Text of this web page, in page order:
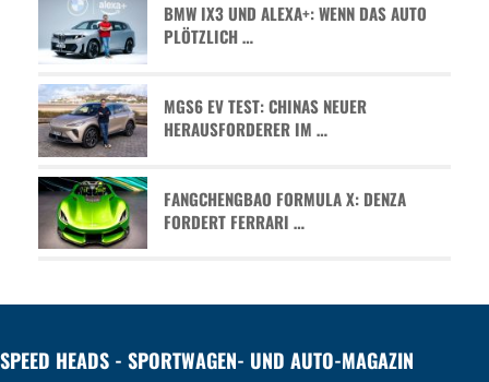
BMW IX3 UND ALEXA+: WENN DAS AUTO
PLÖTZLICH …
MGS6 EV TEST: CHINAS NEUER
HERAUSFORDERER IM …
FANGCHENGBAO FORMULA X: DENZA
FORDERT FERRARI …
SPEED HEADS - SPORTWAGEN- UND AUTO-MAGAZIN